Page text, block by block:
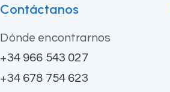
Contáctanos
Dónde encontrarnos
+34 966 543 027
+34 678 754 623